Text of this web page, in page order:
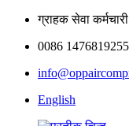
ग्राहक सेवा
0086
English